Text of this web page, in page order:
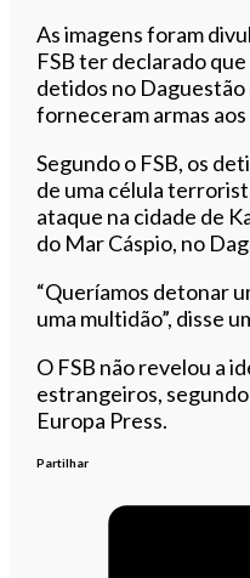
As imagens foram
FSB ter declarado
detidos no Daguestão
forneceram armas
Segundo o FSB, os
de uma célula
ataque na cidade de
do Mar Cáspio, no
“Queríamos detonar
uma multidão”, disse
O FSB não revelou a
estrangeiros,
Europa Press.
Partilhar